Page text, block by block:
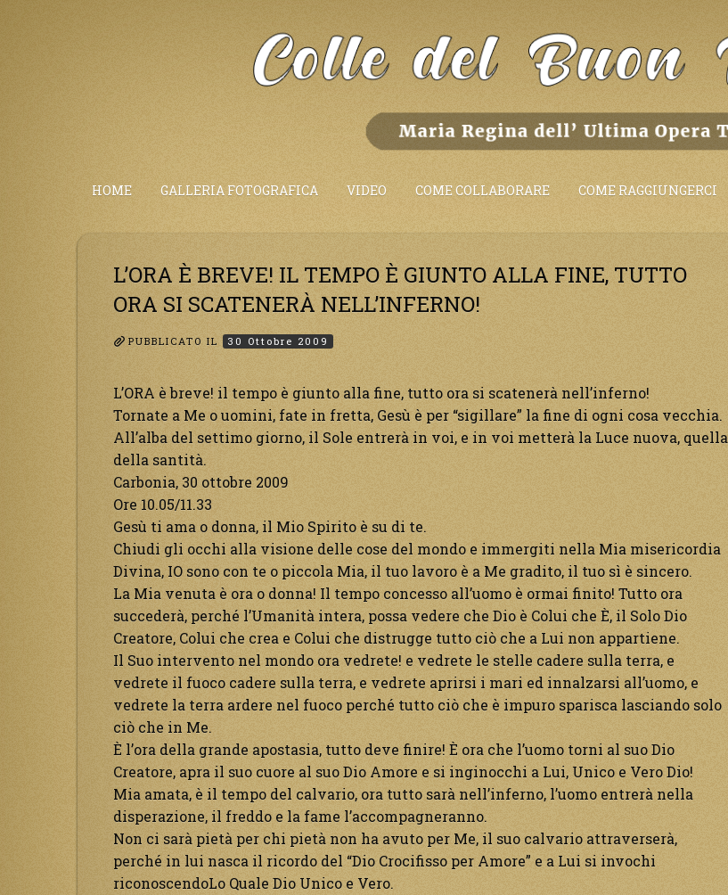
HOME GALLERIA FOTOGRAFICA VIDEO COME COLLABORARE COME RAGGIUNGERCI
L’ORA È BREVE! IL TEMPO È GIUNTO ALLA FINE, TUTTO
ORA SI SCATENERÀ NELL’INFERNO!
PUBBLICATO IL 30 Ottobre 2009
L’ORA è breve! il tempo è giunto alla fine, tutto ora si scatenerà nell’inferno!
Tornate a Me o uomini, fate in fretta, Gesù è per “sigillare” la fine di ogni cosa vecchia.
All’alba del settimo giorno, il Sole entrerà in voi, e in voi metterà la Luce nuova, quella
della santità.
Carbonia, 30 ottobre 2009
Ore 10.05/11.33
Gesù ti ama o donna, il Mio Spirito è su di te.
Chiudi gli occhi alla visione delle cose del mondo e immergiti nella Mia misericordia
Divina, IO sono con te o piccola Mia, il tuo lavoro è a Me gradito, il tuo sì è sincero.
La Mia venuta è ora o donna! Il tempo concesso all’uomo è ormai finito! Tutto ora
succederà, perché l’Umanità intera, possa vedere che Dio è Colui che È, il Solo Dio
Creatore, Colui che crea e Colui che distrugge tutto ciò che a Lui non appartiene.
Il Suo intervento nel mondo ora vedrete! e vedrete le stelle cadere sulla terra, e
vedrete il fuoco cadere sulla terra, e vedrete aprirsi i mari ed innalzarsi all’uomo, e
vedrete la terra ardere nel fuoco perché tutto ciò che è impuro sparisca lasciando solo
ciò che in Me.
È l’ora della grande apostasia, tutto deve finire! È ora che l’uomo torni al suo Dio
Creatore, apra il suo cuore al suo Dio Amore e si inginocchi a Lui, Unico e Vero Dio!
Mia amata, è il tempo del calvario, ora tutto sarà nell’inferno, l’uomo entrerà nella
disperazione, il freddo e la fame l’accompagneranno.
Non ci sarà pietà per chi pietà non ha avuto per Me, il suo calvario attraverserà,
perché in lui nasca il ricordo del “Dio Crocifisso per Amore” e a Lui si invochi
riconoscendoLo Quale Dio Unico e Vero.